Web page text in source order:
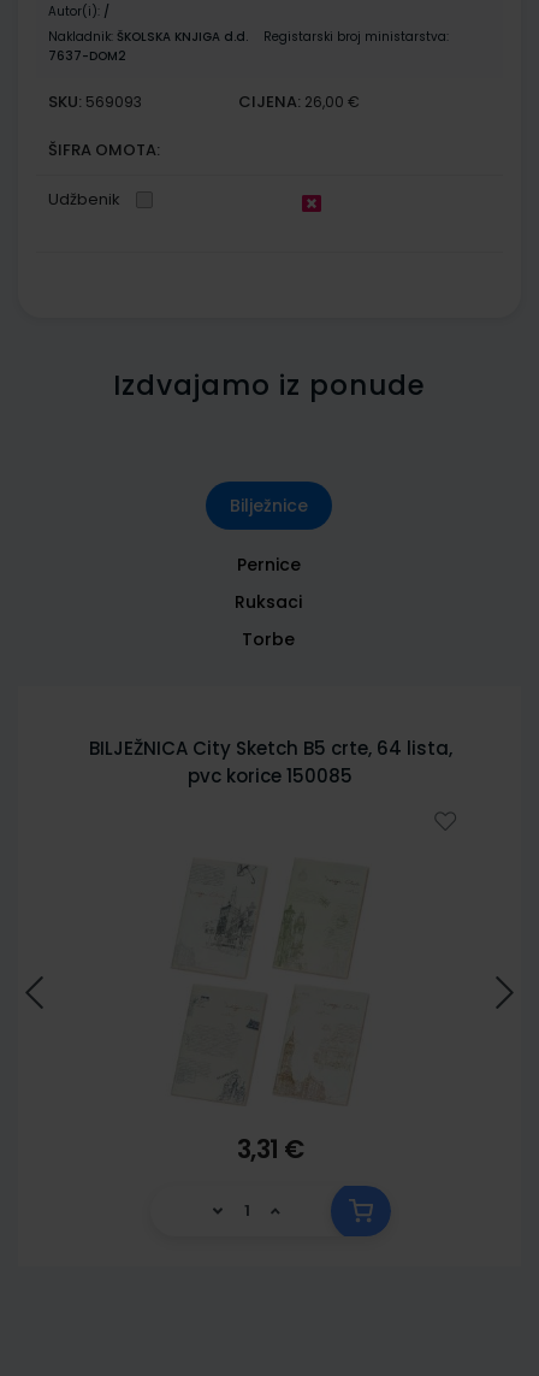
Autor(i): /
Nakladnik: ŠKOLSKA KNJIGA d.d.
Registarski broj ministarstva:
7637-DOM2
SKU: 569093 CIJENA: 26,00 €
ŠIFRA OMOTA:
Udžbenik
Izdvajamo iz ponude
Bilježnice
Pernice
Ruksaci
Torbe
BILJEŽNICA City Sketch B5 crte, 64 lista,
pvc korice 150085
3,31 €